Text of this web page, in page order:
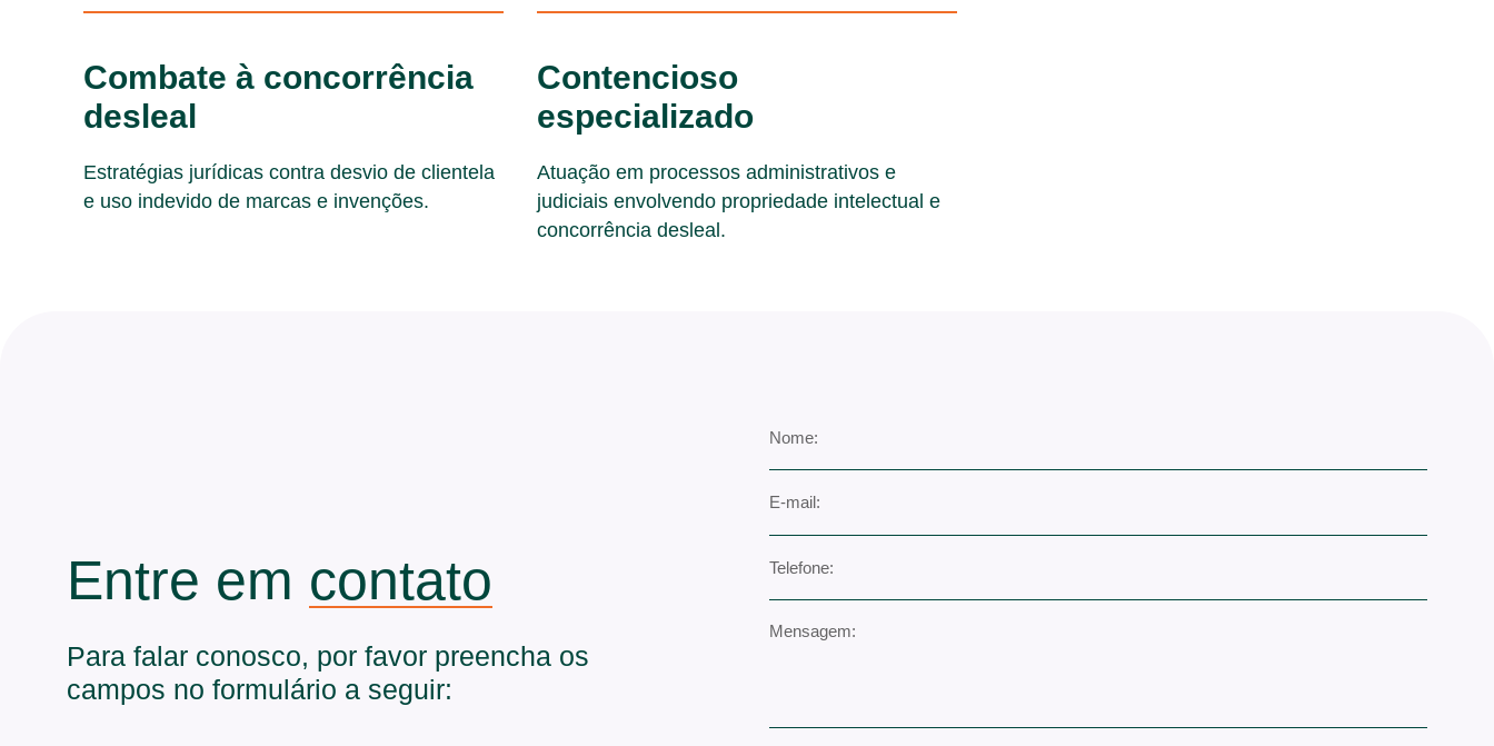
Combate à concorrência
desleal
Estratégias jurídicas contra desvio de clientela
e uso indevido de marcas e invenções.
Contencioso
especializado
Atuação em processos administrativos e
judiciais envolvendo propriedade intelectual e
concorrência desleal.
Entre em contato
Para falar conosco, por favor preencha os
campos no formulário a seguir: